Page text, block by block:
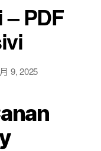
PDF
9, 2025